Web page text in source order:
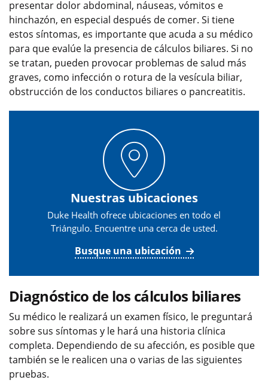
presentar dolor abdominal, náuseas, vómitos e
hinchazón, en especial después de comer. Si tiene
estos síntomas, es importante que acuda a su médico
para que evalúe la presencia de cálculos biliares. Si no
se tratan, pueden provocar problemas de salud más
graves, como infección o rotura de la vesícula biliar,
obstrucción de los conductos biliares o pancreatitis.
Nuestras ubicaciones
Duke Health ofrece ubicaciones en todo el
Triángulo. Encuentre una cerca de usted.
Busque una ubicación
Diagnóstico de los cálculos biliares
Su médico le realizará un examen físico, le preguntará
sobre sus síntomas y le hará una historia clínica
completa. Dependiendo de su afección, es posible que
también se le realicen una o varias de las siguientes
pruebas.